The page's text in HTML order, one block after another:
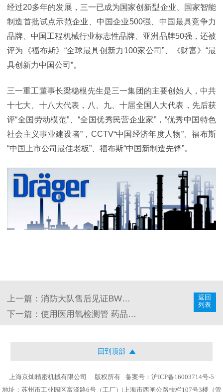
经过20多年的发展，三一已成为国家创新型企业、国家智能
制造首批试点示范企业、中国企业500强、中国最具竞争力
品牌、中国工程机械行业标志性品牌、亚洲品牌50强，还被
评为《福布斯》“全球最具创新力100家公司”、《财富》“最
具创新力中国公司”。
三一重工董事长梁稳根先生是三一集团的主要创始人，中共
十七大、十八大代表，八、九、十届全国人大代表，先后获
评“全国劳动模范”、“全国优秀民营企业家”，“优秀中国特色
社会主义事业建设者”，CCTV“中国经济年度人物”、福布斯
“中国上市公司最佳老板”、福布斯“中国新制造先锋”。
上一篇：消防大队售后见证BW气体检测仪维修每份有报告
返回
列表
下一篇：使用医用氧检测管 药品GMP符合性检查 案例
回到顶部
上海京灿精密机械有限公司 版权所有
备案号：沪ICP备16003714号-5
地址：苏州市工业园区富泽路6号（工厂）|上海市西闸公路扶栏107号3楼（管